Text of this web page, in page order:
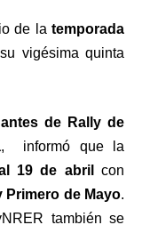
de latemporada
vigésima quinta
de Rally de
, informó que la
19 de abril
con
Primero de Mayo.
también se